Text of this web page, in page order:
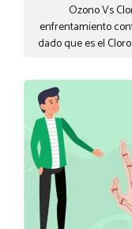
Ozono Vs
enfrentamiento
dado que es el
general, ambos
tratando el agua
parte lo hace
organoclorados),
desbancan
causa el cloro?
da al